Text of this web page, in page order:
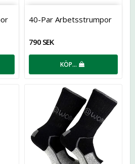
Lägg till i favoritlistan
40-Par Arbetsstrumpor
790 SEK
KÖP…